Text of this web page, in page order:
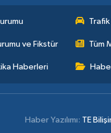
ve Fikstür Tüm
Haberleri
Haber Yazılımı: TE